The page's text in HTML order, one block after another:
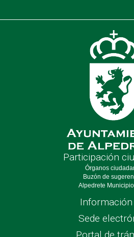
Participación
Órganos
Buzón de
Alpedrete
Sede
Portal de